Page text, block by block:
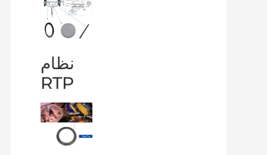
نظام
RTP